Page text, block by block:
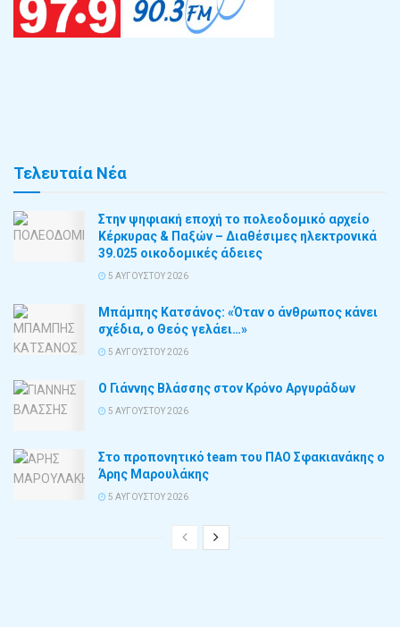
Τελευταία Νέα
Στην ψηφιακή εποχή το πολεοδομικό αρχείο
Κέρκυρας & Παξών – Διαθέσιμες ηλεκτρονικά
39.025 οικοδομικές άδειες
5 ΑΥΓΟΎΣΤΟΥ 2026
Μπάμπης Κατσάνος: «Όταν ο άνθρωπος κάνει
σχέδια, ο Θεός γελάει…»
5 ΑΥΓΟΎΣΤΟΥ 2026
Ο Γιάννης Βλάσσης στον Κρόνο Αργυράδων
5 ΑΥΓΟΎΣΤΟΥ 2026
Στο προπονητικό team του ΠΑΟ Σφακιανάκης ο
Άρης Μαρουλάκης
5 ΑΥΓΟΎΣΤΟΥ 2026